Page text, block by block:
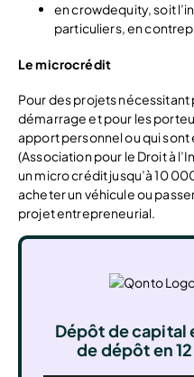
en crowdequity, soit
particuliers, en
Le microcrédit
Pour des projets nécessitant
démarrage et pour les
apport personnel ou qui sont
(Association pour le Droit à
un micro crédit jusqu’à 10
acheter un véhicule ou
projet entrepreneurial.
Dépôt de capital
de dépôt en